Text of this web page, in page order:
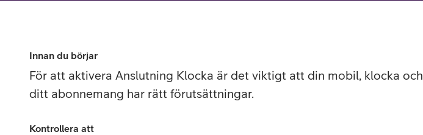
Innan du börjar
För att aktivera Anslutning Klocka är det viktigt att din mobil, klocka och
ditt abonnemang har rätt förutsättningar.
Kontrollera att